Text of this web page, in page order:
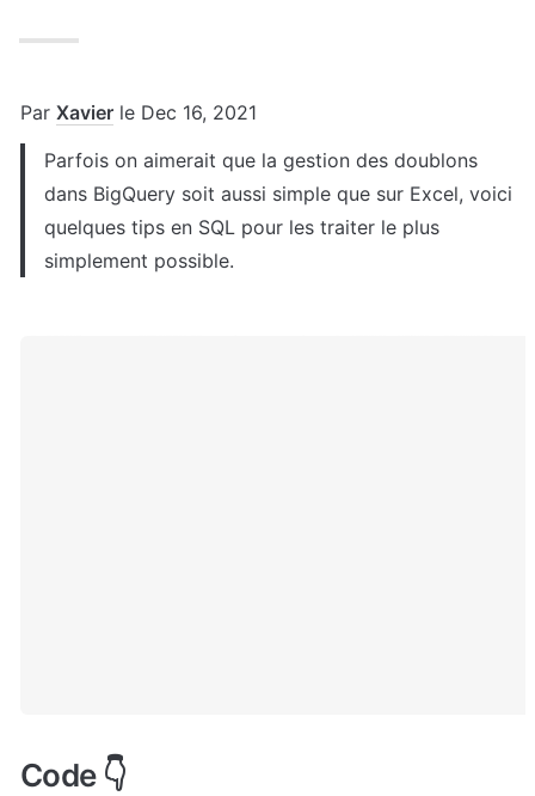
Par Xavier le Dec 16, 2021
Parfois on aimerait que la gestion des doublons
dans BigQuery soit aussi simple que sur Excel, voici
quelques tips en SQL pour les traiter le plus
simplement possible.
Code 👇